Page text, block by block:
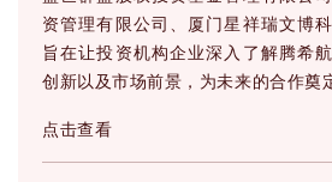
资管理有限公司、厦门星祥瑞文博
旨在让投资机构企业深入了解腾希
创新以及市场前景，为未来的合作奠
点击查看